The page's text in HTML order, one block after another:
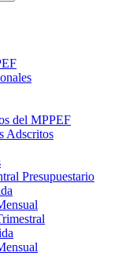
del MPPEF
Adscritos
Presupuestario